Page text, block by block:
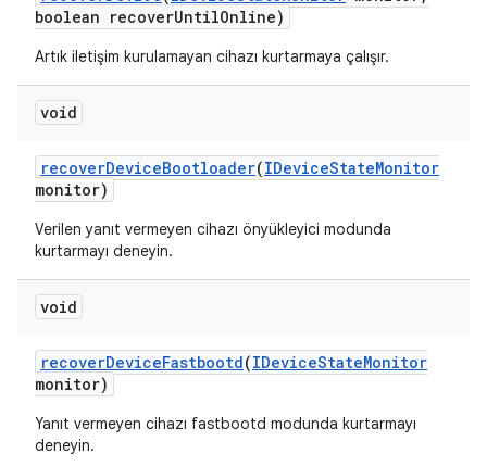
boolean recoverUntilOnline)
Artık iletişim kurulamayan cihazı kurtarmaya çalışır.
void
recoverDeviceBootloader(IDeviceStateMonitor
monitor)
Verilen yanıt vermeyen cihazı önyükleyici modunda
kurtarmayı deneyin.
void
recoverDeviceFastbootd(IDeviceStateMonitor
monitor)
Yanıt vermeyen cihazı fastbootd modunda kurtarmayı
deneyin.